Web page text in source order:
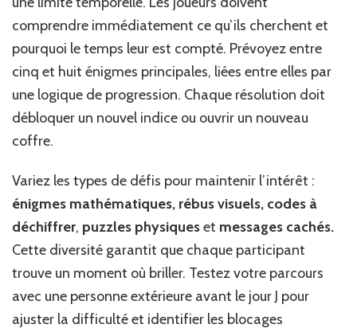
comprendre immédiatement ce qu’ils cherchent et
pourquoi le temps leur est compté. Prévoyez entre
cinq et huit énigmes principales, liées entre elles par
une logique de progression. Chaque résolution doit
débloquer un nouvel indice ou ouvrir un nouveau
coffre.
Variez les types de défis pour maintenir l’intérêt :
énigmes mathématiques, rébus visuels, codes à
déchiffrer, puzzles physiqueset messages cachés.
Cette diversité garantit que chaque participant
trouve un moment où briller. Testez votre parcours
avec une personne extérieure avant le jour J pour
ajuster la difficulté et identifier les blocages